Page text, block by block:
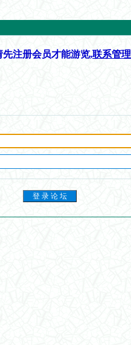
注册会员才能游览,联系管理